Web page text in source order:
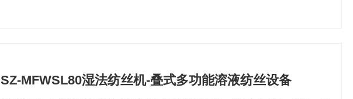
SZ-MFWSL80湿法纺丝机-叠式多功能溶液纺丝设备